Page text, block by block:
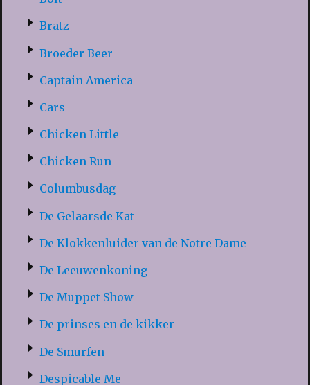
Bratz
Broeder Beer
Captain America
Cars
Chicken Little
Chicken Run
Columbusdag
De Gelaarsde Kat
De Klokkenluider van de Notre Dame
De Leeuwenkoning
De Muppet Show
De prinses en de kikker
De Smurfen
Despicable Me